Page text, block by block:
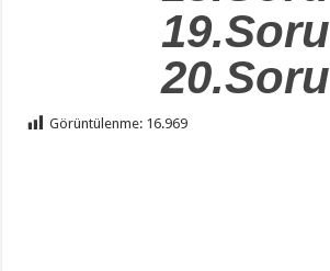
19.Soru
20.Soru
Görüntülenme: 16.969